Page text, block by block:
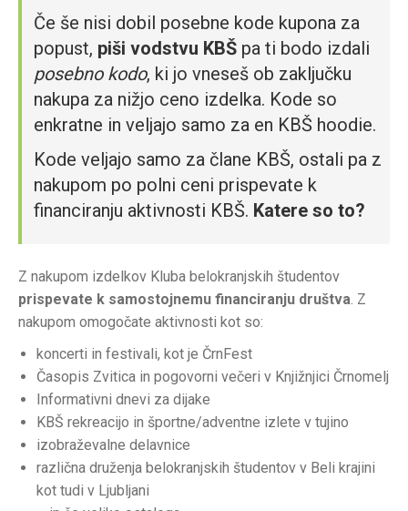
Če še nisi dobil posebne kode kupona za
popust, piši vodstvu KBŠ pa ti bodo izdali
posebno kodo, ki jo vneseš ob zaključku
nakupa za nižjo ceno izdelka. Kode so
enkratne in veljajo samo za en KBŠ hoodie.
Kode veljajo samo za člane KBŠ, ostali pa z
nakupom po polni ceni prispevate k
financiranju aktivnosti KBŠ. Katere so to?
Z nakupom izdelkov Kluba belokranjskih študentov
prispevate k samostojnemu financiranju društva . Z
nakupom omogočate aktivnosti kot so:
koncerti in festivali, kot je ČrnFest
Časopis Zvitica in pogovorni večeri v Knjižnjici Črnomelj
Informativni dnevi za dijake
KBŠ rekreacijo in športne/adventne izlete v tujino
izobraževalne delavnice
različna druženja belokranjskih študentov v Beli krajini
kot tudi v Ljubljani